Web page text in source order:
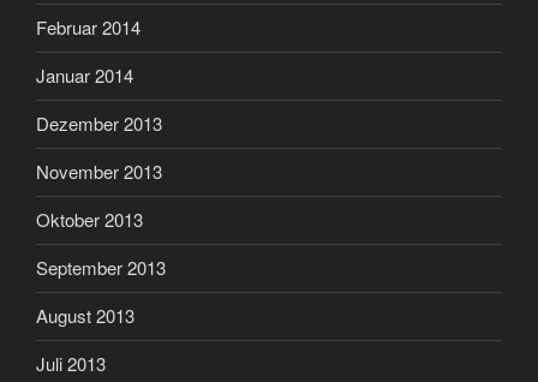
Februar 2014
Januar 2014
Dezember 2013
November 2013
Oktober 2013
September 2013
August 2013
Juli 2013